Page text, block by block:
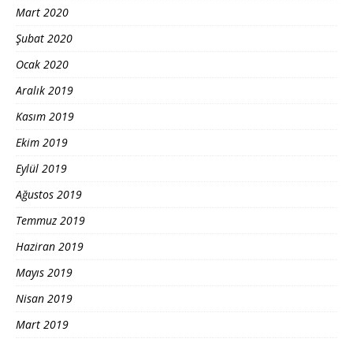
Mart 2020
Şubat 2020
Ocak 2020
Aralık 2019
Kasım 2019
Ekim 2019
Eylül 2019
Ağustos 2019
Temmuz 2019
Haziran 2019
Mayıs 2019
Nisan 2019
Mart 2019